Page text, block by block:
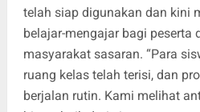
telah siap digunakan dan kini
belajar-mengajar bagi peserta
masyarakat sasaran. “Para
ruang kelas telah terisi, dan
berjalan rutin. Kami melihat